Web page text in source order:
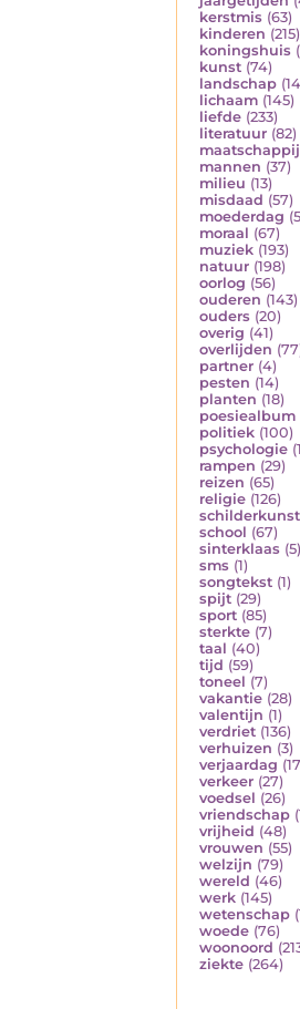
kerstmis (63)
kinderen (215)
koningshuis
kunst (74)
landschap
lichaam (145)
liefde (233)
literatuur (82)
maatschappij
mannen (37)
milieu (13)
misdaad (57)
moederdag
moraal (67)
muziek (193)
natuur (198)
oorlog (56)
ouderen (143)
ouders (20)
overig (41)
overlijden
partner (4)
pesten (14)
planten (18)
poesiealbum
politiek (100)
psychologie
rampen (29)
reizen (65)
religie (126)
schilderkunst
school (67)
sinterklaas (5)
sms (1)
songtekst (1)
spijt (29)
sport (85)
sterkte (7)
taal (40)
tijd (59)
toneel (7)
vakantie (28)
valentijn (1)
verdriet (136)
verhuizen (3)
verjaardag
verkeer (27)
voedsel (26)
vriendschap
vrijheid (48)
vrouwen (55)
welzijn (79)
wereld (46)
werk (145)
wetenschap
woede (76)
woonoord
ziekte (264)